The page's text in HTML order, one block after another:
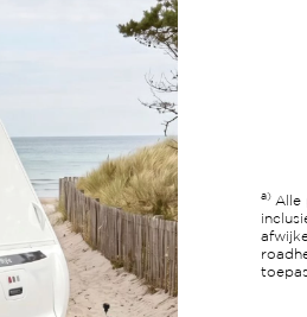
a) Alle